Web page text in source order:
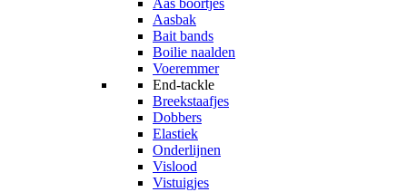
Aas boortjes
Aasbak
Bait bands
Boilie naalden
Voeremmer
End-tackle
Breekstaafjes
Dobbers
Elastiek
Onderlijnen
Vislood
Vistuigjes